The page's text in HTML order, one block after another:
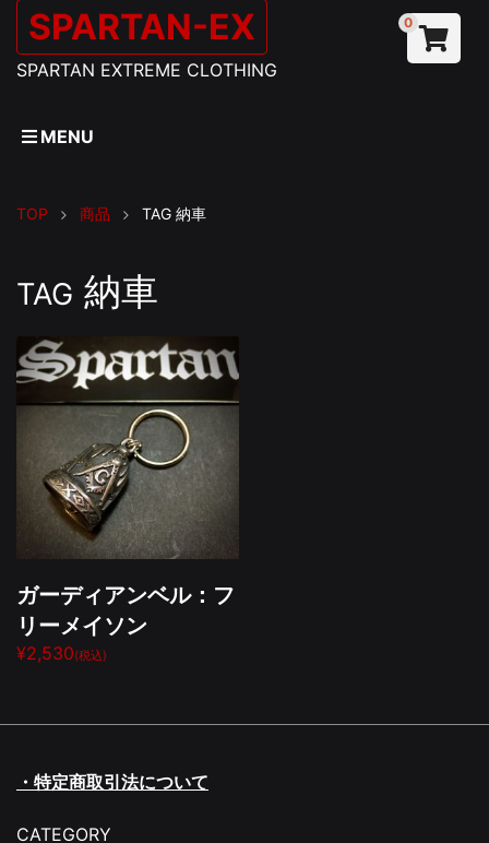
SPARTAN-EX
SPARTAN EXTREME CLOTHING
0
MENU
TOP 商品 TAG 納車
TAG 納車
ガーディアンベル：フ
リーメイソン
¥2,530(税込)
・特定商取引法について
CATEGORY